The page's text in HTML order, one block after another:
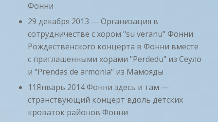
Фонни
29 декабря 2013 — Организация в
сотрудничестве с хором "su veranu" Фонни
Рождественского концерта в Фонни вместе
с приглашенными хорами "Perdedu" из Сеуло
и "Prendas de armonia" из Мамояды
11Январь 2014 Фонни здесь и там —
странствующий концерт вдоль детских
кроваток районов Фонни